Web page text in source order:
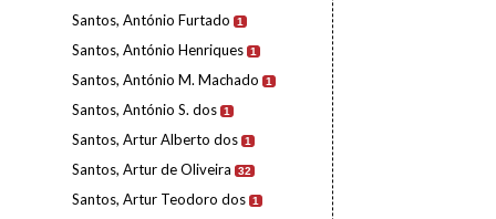
Santos, António Furtado 1
Santos, António Henriques 1
Santos, António M. Machado 1
Santos, António S. dos 1
Santos, Artur Alberto dos 1
Santos, Artur de Oliveira 32
Santos, Artur Teodoro dos 1